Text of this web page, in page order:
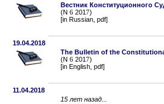
Вестник Конституционного
(N 62017)
[in Russian, pdf]
19.04.2018
The Bulletin of the
(N 62017)
[in English, pdf]
11.04.2018
15 лет назад...